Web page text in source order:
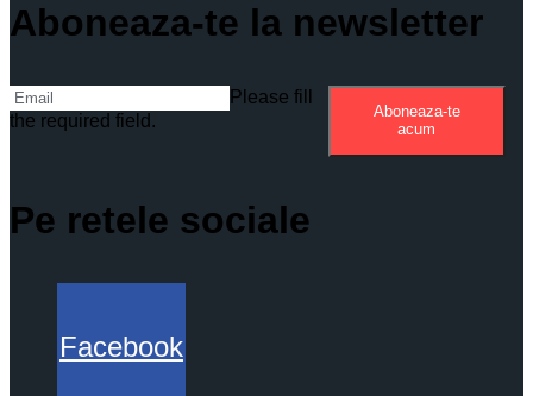
Aboneaza-te la newsletter
Please fill
the required field.
Aboneaza-te
acum
Pe retele sociale
Facebook